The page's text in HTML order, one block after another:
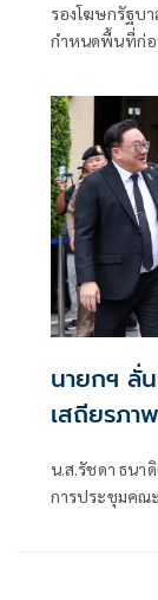
รองโฆษกรัฐบ
กำหนดพื้นที่ก่อ
นายกฯ ลั่
เสถียรภา
น.ส.รัชดา ธนา
การประชุมคณะ